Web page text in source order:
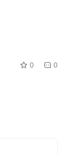
0 0